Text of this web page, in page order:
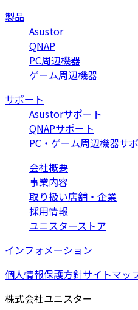
製品
Asustor
QNAP
PC周辺機器
ゲーム周辺機器
サポート
Asustorサポート
QNAPサポート
PC・ゲーム周辺機器サ
会社概要
事業内容
取り扱い店舗・企業
採用情報
ユニスターストア
インフォメーション
個人情報保護方針サイトマッ
株式会社ユニスター